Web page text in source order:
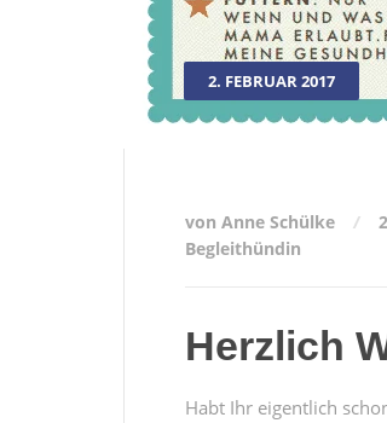
2. FEBRUAR 2017
von Anne Schülke
Begleithündin
Herzlich
Habt Ihr eigentlich